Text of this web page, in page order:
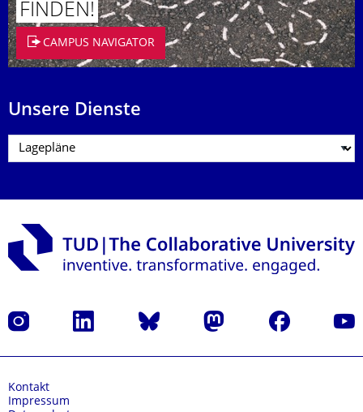
FINDEN!
CAMPUS NAVIGATOR
Unsere Dienste
Instagram LinkedIn Bluesky Mastodon Facebook
Kontakt
Impressum